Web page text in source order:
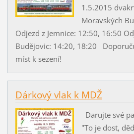
1.5.2015
Moravských
Odjezd z Jemnice: 12:50, 16:50
Budějovic: 14:20, 18:20
míst k sezení!
Dárkový vlak k MDŽ
Darujte své
"To je dost,